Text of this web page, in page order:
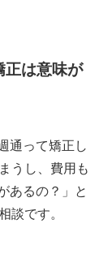
は意味が
通って矯正し
うし、費用も
あるの？」と
談です。